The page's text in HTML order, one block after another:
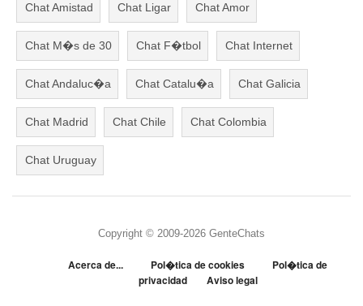
Chat Amistad Chat Ligar Chat Amor
Chat M�s de 30 Chat F�tbol Chat Internet
Chat Andaluc�a Chat Catalu�a Chat Galicia
Chat Madrid Chat Chile Chat Colombia
Chat Uruguay
Copyright © 2009-2026 GenteChats
Acerca de... Pol�tica de cookies
Pol�tica de
privacidad
Aviso legal